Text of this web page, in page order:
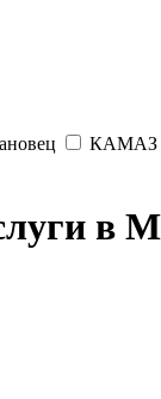
КАМАЗ
в